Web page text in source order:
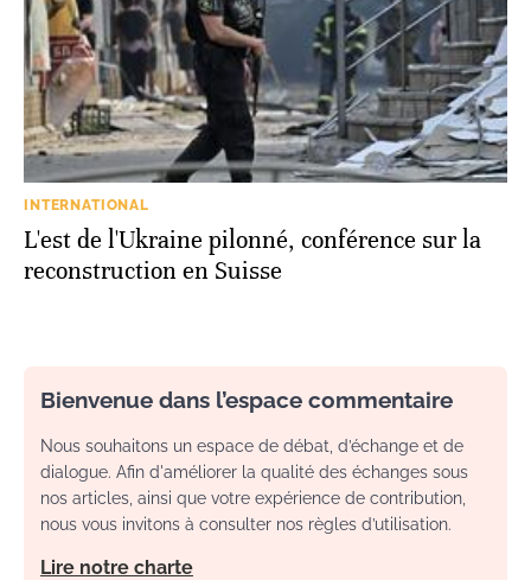
INTERNATIONAL
L'est de l'Ukraine pilonné, conférence sur la
reconstruction en Suisse
Bienvenue dans l’espace commentaire
Nous souhaitons un espace de débat, d’échange et de
dialogue. Afin d'améliorer la qualité des échanges sous
nos articles, ainsi que votre expérience de contribution,
nous vous invitons à consulter nos règles d’utilisation.
Lire notre charte